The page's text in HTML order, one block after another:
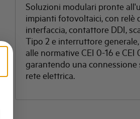
Soluzioni modulari pronte
impianti fotovoltaici, con relè
interfaccia, contattore DDI,
Tipo 2 e interruttore
alle normative CEI 0-16 e CEI
garantendo una connessione
rete elettrica.